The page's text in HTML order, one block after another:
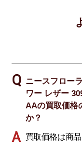
ニースフロー
ワー レザー
AAの買取価格
か？
買取価格は商